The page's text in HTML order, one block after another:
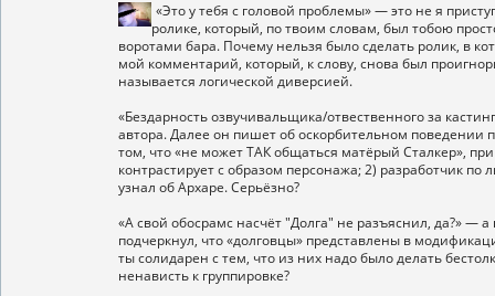
«Это у тебя с головой проблемы» — это не я
ролике, который, по твоим словам, был тобою
воротами бара. Почему нельзя было сделать ролик, в
мой комментарий, который, к слову, снова был
называется логической диверсией.
«Бездарность озвучивальщика/отвественного за
автора. Далее он пишет об оскорбительном
том, что «не может ТАК общаться матёрый Сталкер»,
контрастирует с образом персонажа; 2) разработчик
узнал об Архаре. Серьёзно?
«А свой обосрамс насчёт "Долга" не разъяснил, да?» —
подчеркнул, что «долговцы» представлены в
ты солидарен с тем, что из них надо было делать
ненависть к группировке?